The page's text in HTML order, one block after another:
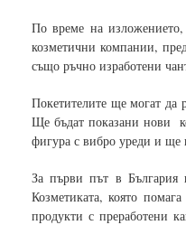
По време на изложението,
козметични компании,
също ръчно изработени
Покетителите ще могат да
Ще бъдат показани нови
фигура с вибро уреди и ще
За първи път в България
Козметиката, която
продукти с преработени